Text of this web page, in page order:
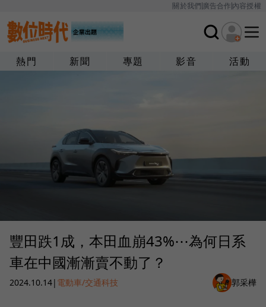
關於我們廣告合作內容授權
熱門 新聞 專題 影音 活動
豐田跌1成，本田血崩43%⋯為何日系
車在中國漸漸賣不動了？
2024.10.14| 電動車/交通科技 郭采樺